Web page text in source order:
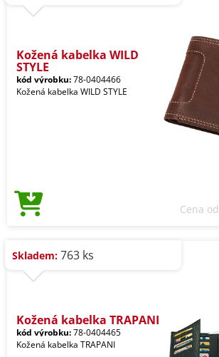
Kožená kabelka WILD
STYLE
kód výrobku:78-0404466
Kožená kabelka WILD STYLE
Cena od
Skladem: 763 ks
Kožená kabelka TRAPANI
kód výrobku:78-0404465
Kožená kabelka TRAPANI